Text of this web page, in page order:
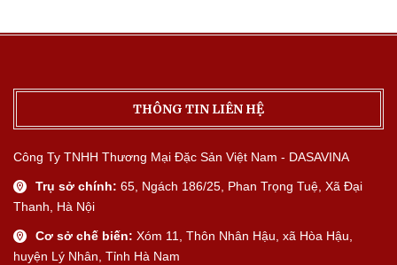
THÔNG TIN LIÊN HỆ
Công Ty TNHH Thương Mại Đặc Sản Việt Nam - DASAVINA
Trụ sở chính: 65, Ngách 186/25, Phan Trọng Tuệ, Xã Đại
Thanh, Hà Nội
Cơ sở chế biến: Xóm 11, Thôn Nhân Hậu, xã Hòa Hậu,
huyện Lý Nhân, Tỉnh Hà Nam